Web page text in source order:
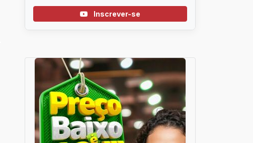
Inscrever-se